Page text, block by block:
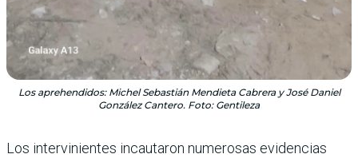
Los aprehendidos: Michel Sebastián Mendieta Cabrera y José Daniel
González Cantero. Foto: Gentileza
Los intervinientes incautaron numerosas evidencias